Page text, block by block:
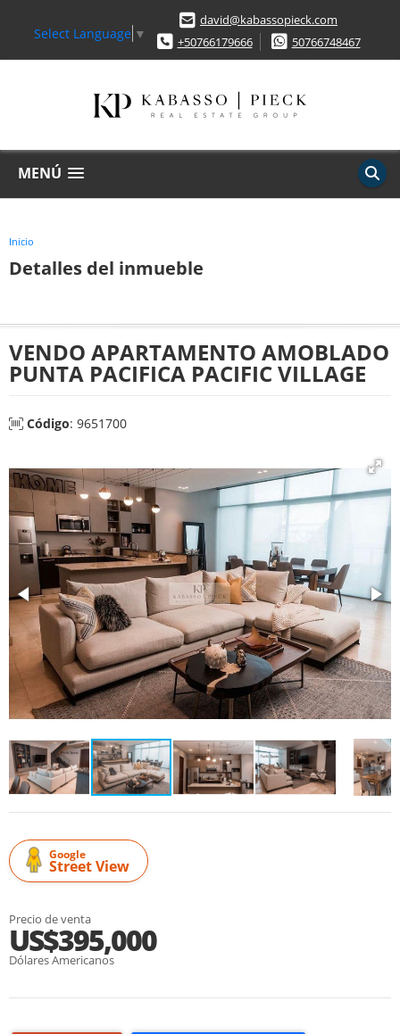
Select Language ▼
david@kabassopieck.com
+50766179666
50766748467
MENÚ
Inicio
Detalles del inmueble
VENDO APARTAMENTO AMOBLADO
PUNTA PACIFICA PACIFIC VILLAGE
Código: 9651700
Google
Street View
Precio de venta
US$395,000
Dólares Americanos